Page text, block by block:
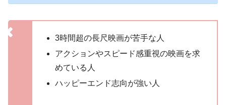
3時間超の長尺映画が苦手な人
アクションやスピード感重視の映画を求
めている人
ハッピーエンド志向が強い人